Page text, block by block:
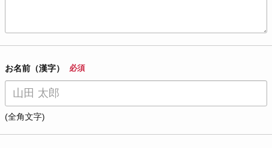
お名前（漢字） 必須
(全角文字)